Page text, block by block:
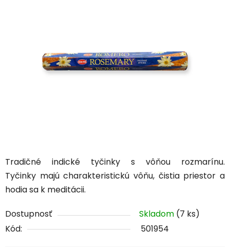
Tradičné indické tyčinky s vôňou rozmarínu.
Tyčinky majú charakteristickú vôňu, čistia priestor a
hodia sa k meditácii.
Dostupnosť Skladom (7 ks)
Kód:
501954